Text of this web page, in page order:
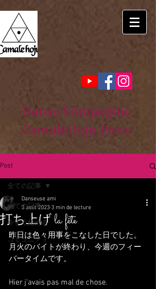
Danse Compagnie
CamaleHoju Paris
Post
全ての記事
今すぐ始める
コミュニティ
全ての記事
打ち上げ la fête
Danseuse ami
3 août 2023 3 min de lecture
昨日は色々用事をこなした日でした。
月火のバイトが終わり、今週のフィー
バータイムです。
Hier j'avais pas mal de chose.